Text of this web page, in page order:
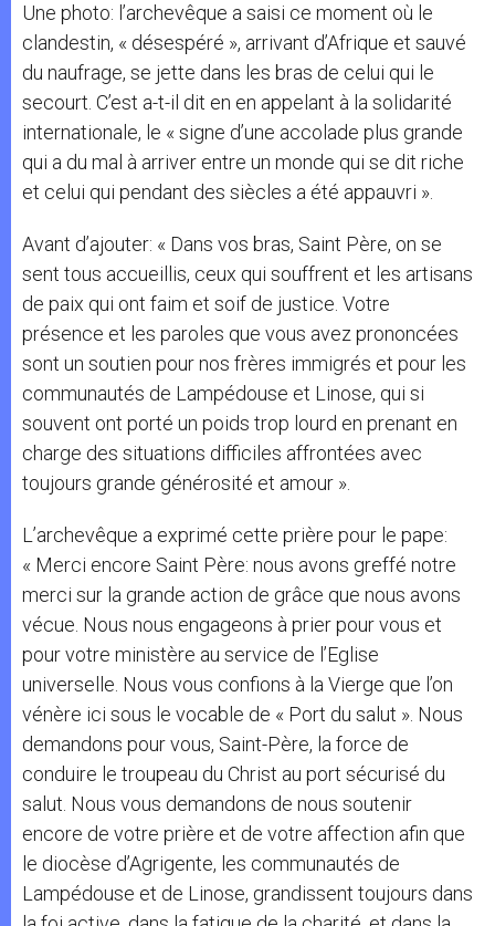
Une photo: l’archevêque a saisi ce moment où le
clandestin, « désespéré », arrivant d’Afrique et sauvé
du naufrage, se jette dans les bras de celui qui le
secourt. C’est a-t-il dit en en appelant à la solidarité
internationale, le « signe d’une accolade plus grande
qui a du mal à arriver entre un monde qui se dit riche
et celui qui pendant des siècles a été appauvri ».
Avant d’ajouter: « Dans vos bras, Saint Père, on se
sent tous accueillis, ceux qui souffrent et les artisans
de paix qui ont faim et soif de justice. Votre
présence et les paroles que vous avez prononcées
sont un soutien pour nos frères immigrés et pour les
communautés de Lampédouse et Linose, qui si
souvent ont porté un poids trop lourd en prenant en
charge des situations difficiles affrontées avec
toujours grande générosité et amour ».
L’archevêque a exprimé cette prière pour le pape:
« Merci encore Saint Père: nous avons greffé notre
merci sur la grande action de grâce que nous avons
vécue. Nous nous engageons à prier pour vous et
pour votre ministère au service de l’Eglise
universelle. Nous vous confions à la Vierge que l’on
vénère ici sous le vocable de « Port du salut ». Nous
demandons pour vous, Saint-Père, la force de
conduire le troupeau du Christ au port sécurisé du
salut. Nous vous demandons de nous soutenir
encore de votre prière et de votre affection afin que
le diocèse d’Agrigente, les communautés de
Lampédouse et de Linose, grandissent toujours dans